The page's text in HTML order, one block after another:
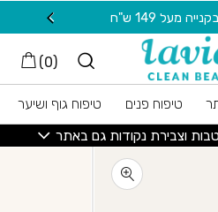
מעל 149 ש"ח
(
0
)
טיפוח פנים
טיפוח גוף ושיער
וצבירת נקודות גם באתר